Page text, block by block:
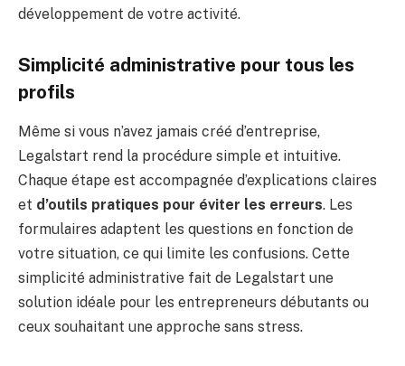
développement de votre activité.
Simplicité administrative pour tous les
profils
Même si vous n’avez jamais créé d’entreprise,
Legalstart rend la procédure simple et intuitive.
Chaque étape est accompagnée d’explications claires
et d’outils pratiques pour éviter les erreurs. Les
formulaires adaptent les questions en fonction de
votre situation, ce qui limite les confusions. Cette
simplicité administrative fait de Legalstart une
solution idéale pour les entrepreneurs débutants ou
ceux souhaitant une approche sans stress.